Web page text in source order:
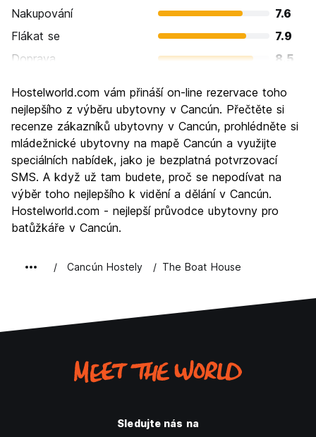
Nakupování
7.6
Flákat se
7.9
Doprava
8.5
Kultura
6.4
Noční život
8.5
Hodnota za peníze
6.7
Hostelworld.com vám přináší on-line rezervace toho
nejlepšího z výběru ubytovny v Cancún. Přečtěte si
recenze zákazníků ubytovny v Cancún, prohlédněte si
mládežnické ubytovny na mapě Cancún a využijte
speciálních nabídek, jako je bezplatná potvrzovací
SMS. A když už tam budete, proč se nepodívat na
výběr toho nejlepšího k vidění a dělání v Cancún.
Hostelworld.com - nejlepší průvodce ubytovny pro
batůžkáře v Cancún.
Cancún Hostely The Boat House
Sledujte nás na